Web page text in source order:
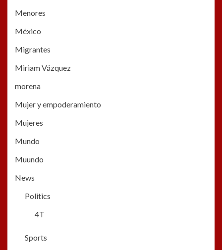
Menores
México
Migrantes
Miriam Vázquez
morena
Mujer y empoderamiento
Mujeres
Mundo
Muundo
News
Politics
4T
Sports